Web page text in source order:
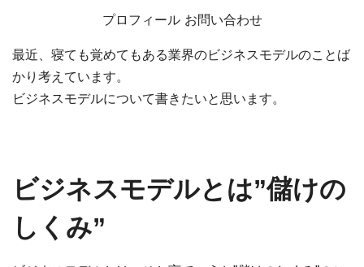
プロフィール お問い合わせ
最近、寝ても覚めてもある業界のビジネスモデルのことば
かり考えています。
ビジネスモデルについて書きたいと思います。
ビジネスモデルとは”儲けの
しくみ”